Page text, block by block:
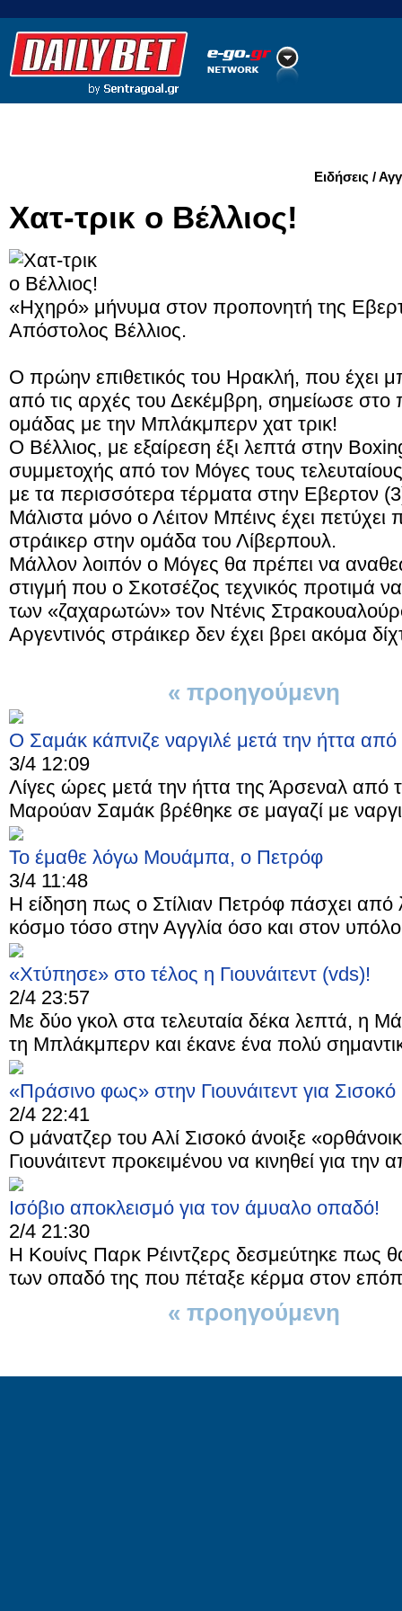
Ειδήσεις /
Χατ-τρικ ο Βέλλιος!
«Ηχηρό» μήνυμα στον προπονητή της
Απόστολος Βέλλιος.
Ο πρώην επιθετικός του Ηρακλή, που έχει
από τις αρχές του Δεκέμβρη, σημείωσε
ομάδας με την Μπλάκμπερν χατ τρικ!
Ο Βέλλιος, με εξαίρεση έξι λεπτά στην
συμμετοχής από τον Μόγες τους τελευταίους
με τα περισσότερα τέρματα στην Εβερτον
Μάλιστα μόνο ο Λέιτον Μπέινς έχει
στράικερ στην ομάδα του Λίβερπουλ.
Μάλλον λοιπόν ο Μόγες θα πρέπει να
στιγμή που ο Σκοτσέζος τεχνικός προτιμά
των «ζαχαρωτών» τον Ντένις
Αργεντινός στράικερ δεν έχει βρει ακόμα
« προηγούμενη
Ο Σαμάκ κάπνιζε ναργιλέ μετά την ήττα
3/4 12:09
Λίγες ώρες μετά την ήττα της Άρσεναλ
Μαρούαν Σαμάκ βρέθηκε σε μαγαζί με
Το έμαθε λόγω Μουάμπα, ο Πετρόφ
3/4 11:48
Η είδηση πως ο Στίλιαν Πετρόφ πάσχει από
κόσμο τόσο στην Αγγλία όσο και στον
«Χτύπησε» στο τέλος η Γιουνάιτεντ (vds)!
2/4 23:57
Με δύο γκολ στα τελευταία δέκα λεπτά, η
τη Μπλάκμπερν και έκανε ένα πολύ
«Πράσινο φως» στην Γιουνάιτεντ για Σισοκό
2/4 22:41
Ο μάνατζερ του Αλί Σισοκό άνοιξε
Γιουνάιτεντ προκειμένου να κινηθεί για την
Ισόβιο αποκλεισμό για τον άμυαλο οπαδό!
2/4 21:30
Η Κουίνς Παρκ Ρέιντζερς δεσμεύτηκε πως
των οπαδό της που πέταξε κέρμα στον
« προηγούμενη